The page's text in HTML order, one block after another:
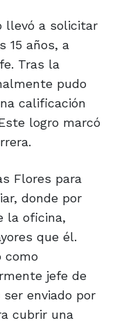
llevó a solicitar
15 años, a
Tras la
pudo
calificación
logro marcó
Flores para
donde por
la oficina,
que él.
como
jefe de
enviado por
cubrir una